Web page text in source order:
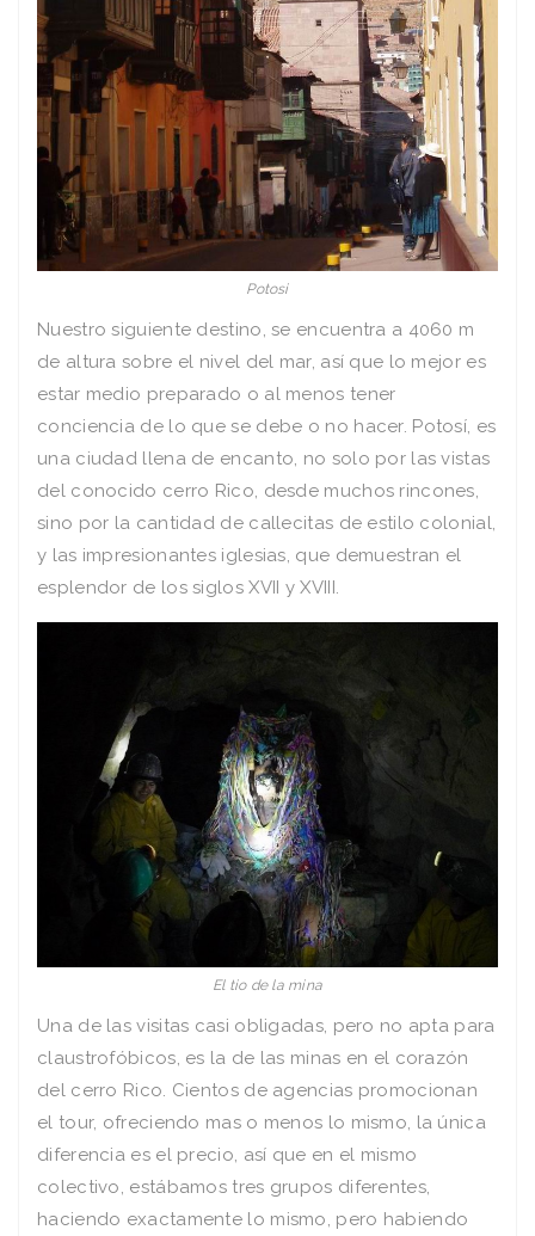
Potosi
Nuestro siguiente destino, se encuentra a 4060 m
de altura sobre el nivel del mar, así que lo mejor es
estar medio preparado o al menos tener
conciencia de lo que se debe o no hacer. Potosí, es
una ciudad llena de encanto, no solo por las vistas
del conocido cerro Rico, desde muchos rincones,
sino por la cantidad de callecitas de estilo colonial,
y las impresionantes iglesias, que demuestran el
esplendor de los siglos XVII y XVIII.
El tio de la mina
Una de las visitas casi obligadas, pero no apta para
claustrofóbicos, es la de las minas en el corazón
del cerro Rico. Cientos de agencias promocionan
el tour, ofreciendo mas o menos lo mismo, la única
diferencia es el precio, así que en el mismo
colectivo, estábamos tres grupos diferentes,
haciendo exactamente lo mismo, pero habiendo